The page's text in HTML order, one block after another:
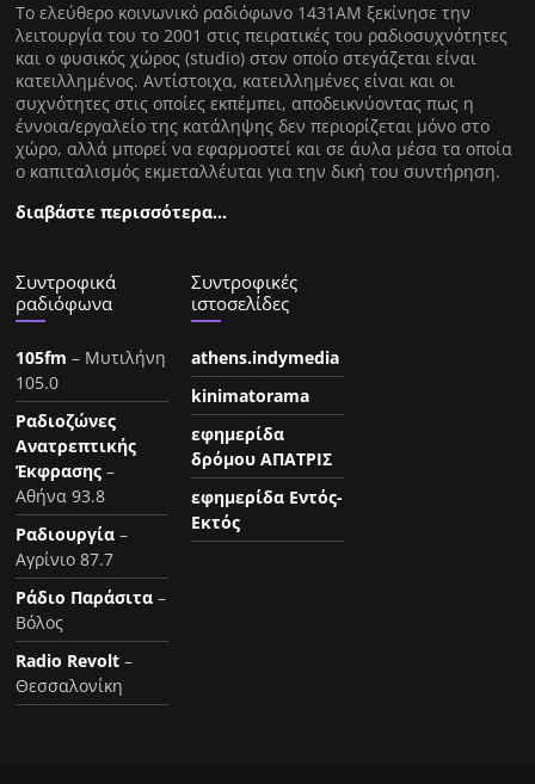
Tο ελεύθερο κοινωνικό ραδιόφωνο 1431AM ξεκίνησε την
λειτουργία του το 2001 στις πειρατικές του ραδιοσυχνότητες
και ο φυσικός χώρος (studio) στον οποίο στεγάζεται είναι
κατειλλημένος. Αντίστοιχα, κατειλλημένες είναι και οι
συχνότητες στις οποίες εκπέμπει, αποδεικνύοντας πως η
έννοια/εργαλείο της κατάληψης δεν περιορίζεται μόνο στο
χώρο, αλλά μπορεί να εφαρμοστεί και σε άυλα μέσα τα οποία
ο καπιταλισμός εκμεταλλέυται για την δική του συντήρηση.
διαβάστε περισσότερα…
Συντροφικά
ραδιόφωνα
105fm – Μυτιλήνη
105.0
Ραδιοζώνες
Ανατρεπτικής
Έκφρασης –
Αθήνα 93.8
Ραδιουργία –
Αγρίνιο 87.7
Ράδιο Παράσιτα –
Βόλος
Radio Revolt –
Θεσσαλονίκη
Συντροφικές
ιστοσελίδες
athens.indymedia
kinimatorama
εφημερίδα
δρόμου ΑΠΑΤΡΙΣ
εφημερίδα Εντός-
Εκτός